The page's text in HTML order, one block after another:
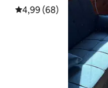
Priemerné
4,99 (68)